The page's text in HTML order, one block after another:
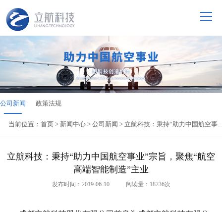
公司新闻 政策法规
当前位置： 首页 > 新闻中心 > 公司新闻 > 立航科技：秉持“助力中国航空事...
立航科技：秉持“助力中国航空事业”宗旨，聚焦“航空
高端智能制造”主业
发布时间：2019-06-10 阅读量：18736次